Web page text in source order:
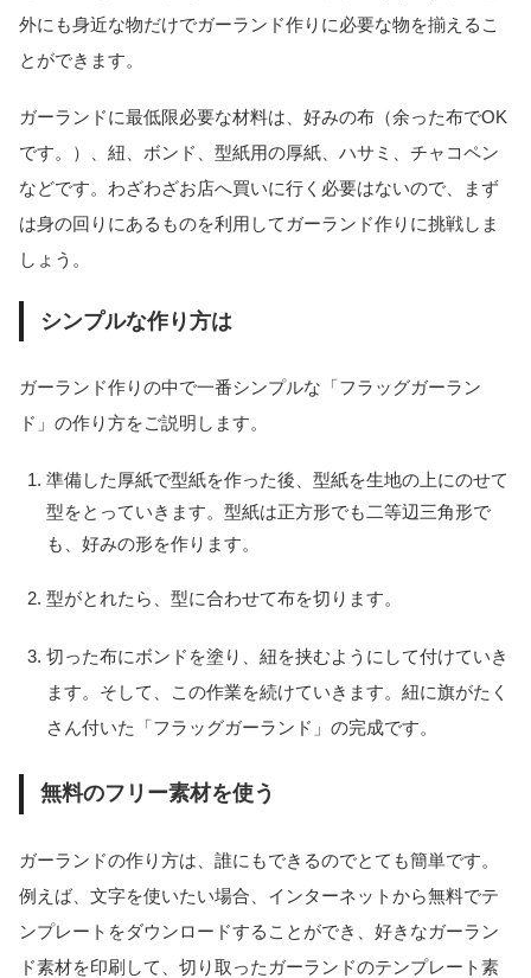
外にも身近な物だけでガーランド作りに必要な物を揃えるこ
とができます。
ガーランドに最低限必要な材料は、好みの布（余った布でOK
です。）、紐、ボンド、型紙用の厚紙、ハサミ、チャコペン
などです。わざわざお店へ買いに行く必要はないので、まず
は身の回りにあるものを利用してガーランド作りに挑戦しま
しょう。
シンプルな作り方は
ガーランド作りの中で一番シンプルな「フラッグガーラン
ド」の作り方をご説明します。
準備した厚紙で型紙を作った後、型紙を生地の上にのせて
型をとっていきます。型紙は正方形でも二等辺三角形で
も、好みの形を作ります。
型がとれたら、型に合わせて布を切ります。
切った布にボンドを塗り、紐を挟むようにして付けていき
ます。そして、この作業を続けていきます。紐に旗がたく
さん付いた「フラッグガーランド」の完成です。
無料のフリー素材を使う
ガーランドの作り方は、誰にもできるのでとても簡単です。
例えば、文字を使いたい場合、インターネットから無料でテ
ンプレートをダウンロードすることができ、好きなガーラン
ド素材を印刷して、切り取ったガーランドのテンプレート素